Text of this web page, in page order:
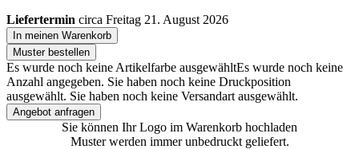
Liefertermin circa Freitag 21. August 2026
In meinen Warenkorb
Muster bestellen
Es wurde noch keine Artikelfarbe ausgewähltEs wurde noch keine
Anzahl angegeben. Sie haben noch keine Druckposition
ausgewählt. Sie haben noch keine Versandart ausgewählt.
Angebot anfragen
Sie können Ihr Logo im Warenkorb hochladen
Muster werden immer unbedruckt geliefert.